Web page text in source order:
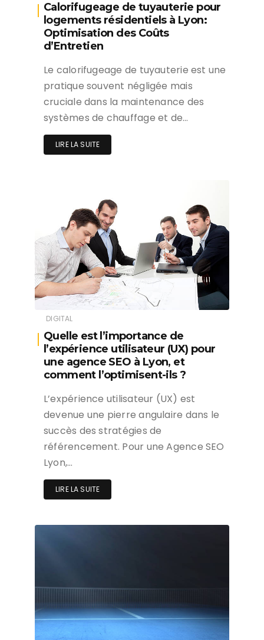
Calorifugeage de tuyauterie pour
logements résidentiels à Lyon:
Optimisation des Coûts
d’Entretien
Le calorifugeage de tuyauterie est une
pratique souvent négligée mais
cruciale dans la maintenance des
systèmes de chauffage et de…
LIRE LA SUITE
DIGITAL
Quelle est l’importance de
l’expérience utilisateur (UX) pour
une agence SEO à Lyon, et
comment l’optimisent-ils ?
L’expérience utilisateur (UX) est
devenue une pierre angulaire dans le
succès des stratégies de
référencement. Pour une Agence SEO
Lyon,…
LIRE LA SUITE